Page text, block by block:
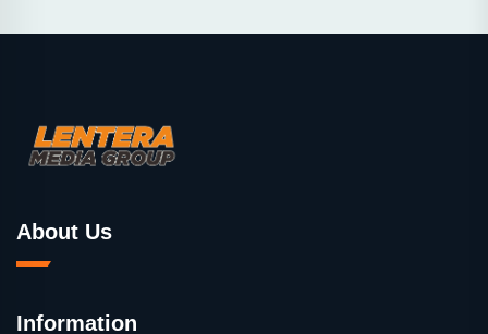
About Us
Information